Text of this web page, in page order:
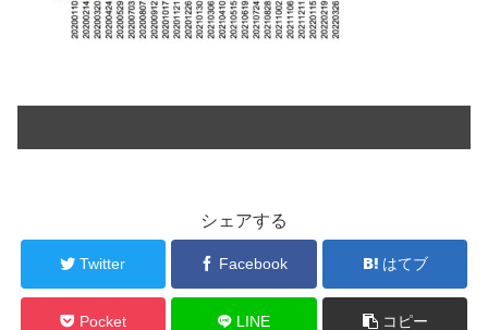
シェアする
Twitter Facebook はてブ
Pocket LINE コピー